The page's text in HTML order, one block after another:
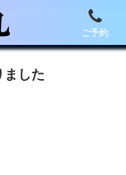
ました
ご予約